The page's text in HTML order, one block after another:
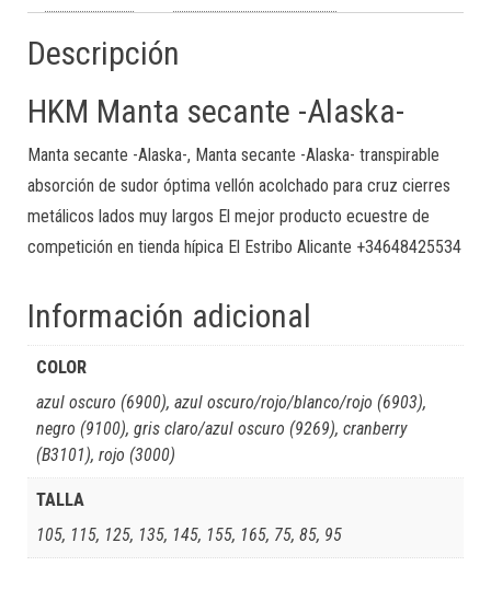
Descripción
HKM Manta secante -Alaska-
Manta secante -Alaska-, Manta secante -Alaska- transpirable
absorción de sudor óptima vellón acolchado para cruz cierres
metálicos lados muy largos El mejor producto ecuestre de
competición en tienda hípica El Estribo Alicante +34648425534
Información adicional
COLOR
azul oscuro (6900), azul oscuro/rojo/blanco/rojo (6903),
negro (9100), gris claro/azul oscuro (9269), cranberry
(B3101), rojo (3000)
TALLA
105, 115, 125, 135, 145, 155, 165, 75, 85, 95